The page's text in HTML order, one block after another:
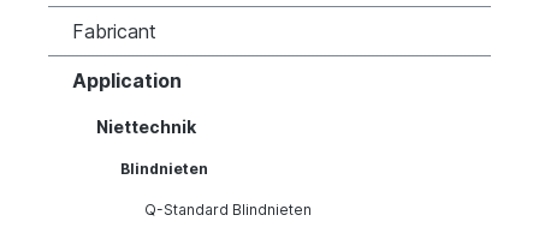
Fabricant
Application
Niettechnik
Blindnieten
Q-Standard Blindnieten